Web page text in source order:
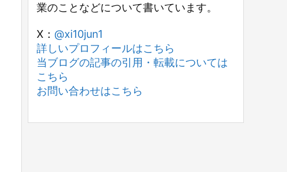
業のことなどについて書いています。
X： @xi10jun1
詳しいプロフィールはこちら
当ブログの記事の引用・転載については
こちら
お問い合わせはこちら